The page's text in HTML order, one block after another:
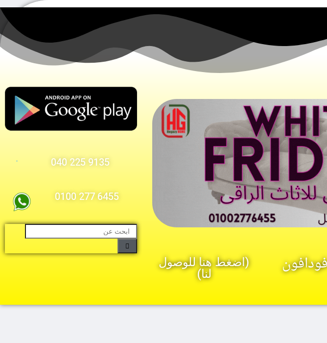
(اضغط هنا للوصول
لنا)
9135 225 040
-
6455 277 0100